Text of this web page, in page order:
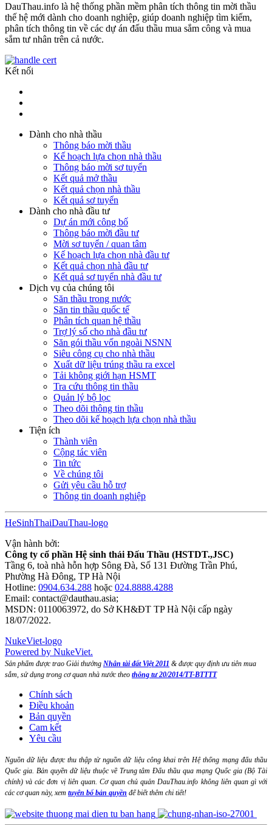
DauThau.info là hệ thống phần mềm phân tích thông tin mời thầu
thế hệ mới dành cho doanh nghiệp, giúp doanh nghiệp tìm kiếm,
phân tích thông tin về các dự án đấu thầu mua sắm công và mua
sắm tư nhân trên cả nước.
Kết nối
Dành cho nhà thầu
Thông báo mời thầu
Kế hoạch lựa chọn nhà thầu
Thông báo mời sơ tuyển
Kết quả mở thầu
Kết quả chọn nhà thầu
Kết quả sơ tuyển
Dành cho nhà đầu tư
Dự án mới công bố
Thông báo mời đầu tư
Mời sơ tuyển / quan tâm
Kế hoạch lựa chọn nhà đầu tư
Kết quả chọn nhà đầu tư
Kết quả sơ tuyển nhà đầu tư
Dịch vụ của chúng tôi
Săn thầu trong nước
Săn tin thầu quốc tế
Phân tích quan hệ thầu
Trợ lý số cho nhà đầu tư
Săn gói thầu vốn ngoài NSNN
Siêu công cụ cho nhà thầu
Xuất dữ liệu trúng thầu ra excel
Tải không giới hạn HSMT
Tra cứu thông tin thầu
Quản lý bộ lọc
Theo dõi thông tin thầu
Theo dõi kế hoạch lựa chọn nhà thầu
Tiện ích
Thành viên
Cộng tác viên
Tin tức
Về chúng tôi
Gửi yêu cầu hỗ trợ
Thông tin doanh nghiệp
HeSinhThaiDauThau-logo
Vận hành bởi:
Công ty cổ phần Hệ sinh thái Đấu Thầu (HSTDT.,JSC)
Tầng 6, toà nhà hỗn hợp Sông Đà, Số 131 Đường Trần Phú,
Phường Hà Đông, TP Hà Nội
Hotline: 0904.634.288 hoặc 024.8888.4288
Email: contact@dauthau.asia;
MSDN: 0110063972, do Sở KH&ĐT TP Hà Nội cấp ngày
18/07/2022.
NukeViet-logo
Powered by NukeViet.
Sản phẩm được trao Giải thưởng Nhân tài đất Việt 2011 & được quy định ưu tiên mua
sắm, sử dụng trong cơ quan nhà nước theo thông tư 20/2014/TT-BTTTT
Chính sách
Điều khoản
Bản quyền
Cam kết
Yêu cầu
Nguồn dữ liệu được thu thập từ nguồn dữ liệu công khai trên Hệ thống mạng đấu thầu
Quốc gia. Bản quyền dữ liệu thuộc về Trung tâm Đấu thầu qua mạng Quốc gia (Bộ Tài
chính) và các đơn vị liên quan. Cơ quan chủ quản DauThau.info không liên quan gì với
các cơ quan này, xem tuyên bố bản quyền để biết thêm chi tiết!